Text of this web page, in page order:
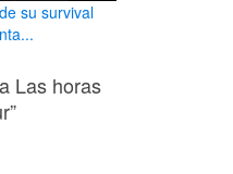
su survival
Las horas